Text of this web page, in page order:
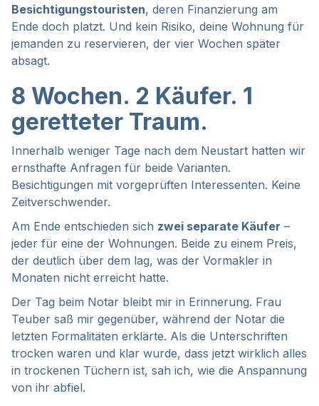
Besichtigungstouristen, deren Finanzierung am
Ende doch platzt. Und kein Risiko, deine Wohnung für
jemanden zu reservieren, der vier Wochen später
absagt.
8 Wochen. 2 Käufer. 1
geretteter Traum.
Innerhalb weniger Tage nach dem Neustart hatten wir
ernsthafte Anfragen für beide Varianten.
Besichtigungen mit vorgeprüften Interessenten. Keine
Zeitverschwender.
Am Ende entschieden sich zwei separate Käufer –
jeder für eine der Wohnungen. Beide zu einem Preis,
der deutlich über dem lag, was der Vormakler in
Monaten nicht erreicht hatte.
Der Tag beim Notar bleibt mir in Erinnerung. Frau
Teuber saß mir gegenüber, während der Notar die
letzten Formalitäten erklärte. Als die Unterschriften
trocken waren und klar wurde, dass jetzt wirklich alles
in trockenen Tüchern ist, sah ich, wie die Anspannung
von ihr abfiel.